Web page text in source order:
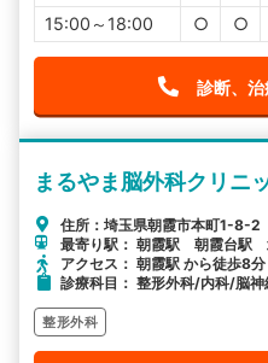
15:00～18:00
○ ○
診断、
まるやま脳外科クリニ
住所：埼玉県朝霞市本町1-8-2
最寄り駅： 朝霞駅 朝霞台駅
アクセス： 朝霞駅 から徒歩8分
診療科目： 整形外科/内科/脳神
整形外科